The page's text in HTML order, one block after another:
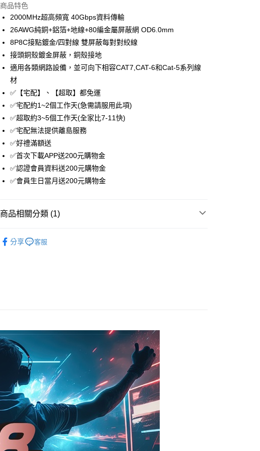
上海商業儲蓄銀行
國泰世華商業銀行
兆豐國際商業銀行
臺灣中小企業銀行
台中商業銀行
聯邦商業銀行
遠東國際商業銀行
元大商業銀行
玉山商業銀行
星展（台灣）商業銀行
台新國際商業銀行
台灣樂天信用卡公司
Apple Pay
悠遊付
ATM付款
運送方式
免運費
付款後萊爾富取貨
免運費
付款後7-11取貨
宅配
商品特色
2000MHz超高頻寬 40Gbps資料傳輸
26AWG純銅+鋁箔+地線+80編金屬屏蔽網 OD6.0mm
8P8C接點鍍金/四對線 雙屏蔽每對對絞線
接頭銅殼鍍金屏蔽，銅殼接地
適用各類網路設備，並可向下相容CAT7,CAT-6和Cat-5系列線
材
✅【宅配】、【超取】都免運
✅宅配約1~2個工作天(急需請服用此項)
✅超取約3~5個工作天(全家比7-11快)
✅宅配無法提供離島服務
✅好禮滿額送
✅首次下載APP送200元購物金
✅認證會員資料送200元購物金
✅會員生日當月送200元購物金
商品相關分類 (1)
分享
客服